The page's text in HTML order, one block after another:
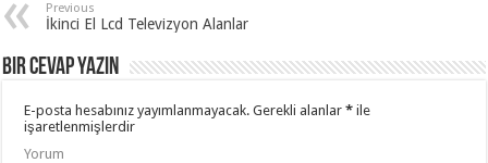
Previous
İkinci El Lcd Televizyon Alanlar
Bir cevap yazın
E-posta hesabınız yayımlanmayacak. Gerekli alanlar* ile
işaretlenmişlerdir
Yorum